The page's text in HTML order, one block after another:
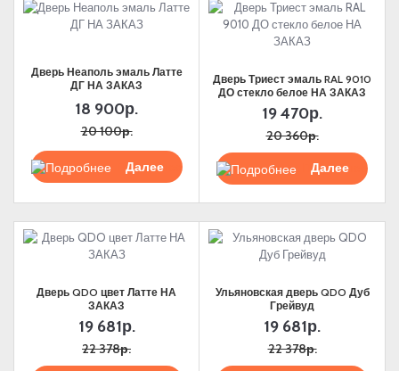
Дверь Неаполь эмаль Латте
ДГ НА ЗАКАЗ
18 900р.
20 100р.
Подробнее
Дверь Триест эмаль RAL 9010
ДО стекло белое НА ЗАКАЗ
19 470р.
20 360р.
Подробнее
Дверь QDO цвет Латте НА
ЗАКАЗ
19 681р.
22 378р.
Ульяновская дверь QDO Дуб
Грейвуд
19 681р.
22 378р.